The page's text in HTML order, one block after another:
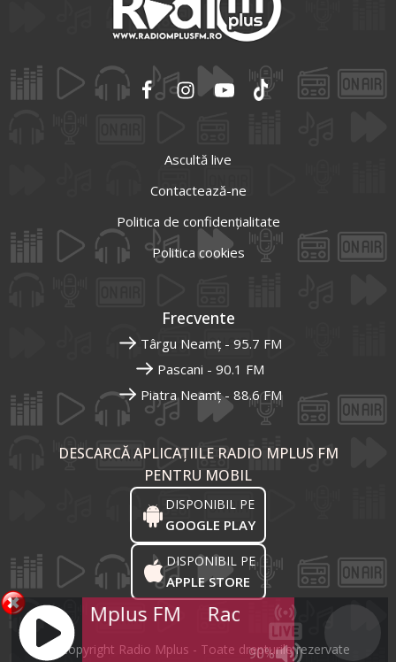
Ascultă live
Contactează-ne
Politica de confidențialitate
Politica cookies
Frecvente
Târgu Neamț - 95.7 FM
Pascani - 90.1 FM
Piatra Neamț - 88.6 FM
DESCARCĂ APLICAȚIILE RADIO MPLUS FM
PENTRU MOBIL
DISPONIBIL PE
GOOGLE PLAY
DISPONIBIL PE
APPLE STORE
© Copyright Radio Mplus - Toate drepturile rezervate
90%
Radio Mplus FM Radio Mplus FM